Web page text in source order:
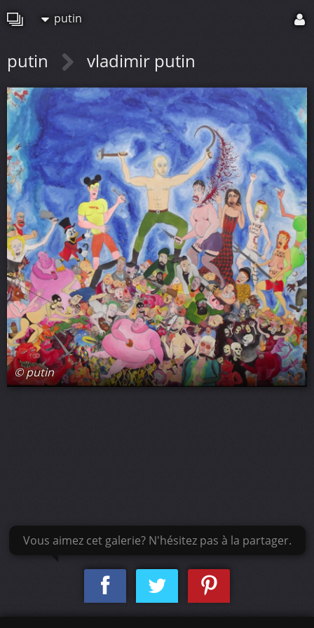
putin
putin vladimir putin
© putin
Vous aimez cet galerie? N'hésitez pas à la partager.